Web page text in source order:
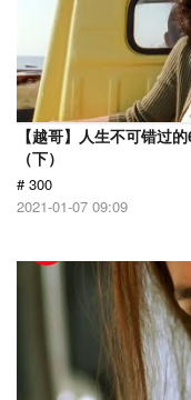
【越哥】人生不可错过
（下）
# 300
2021-01-07 09:09